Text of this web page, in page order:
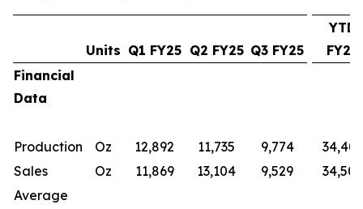
Units Q1 FY25 Q2 FY25 Q3 FY25
YTD
FY25
Financial
Data
Production Oz 12,892 11,735 9,774
34,401
Sales
Oz 11,869 13,104 9,529
34,501
Average